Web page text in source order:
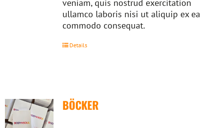
veniam, quis nostrud exercitation
ullamco laboris nisi ut aliquip ex ea
commodo consequat.
Details
BÖCKER